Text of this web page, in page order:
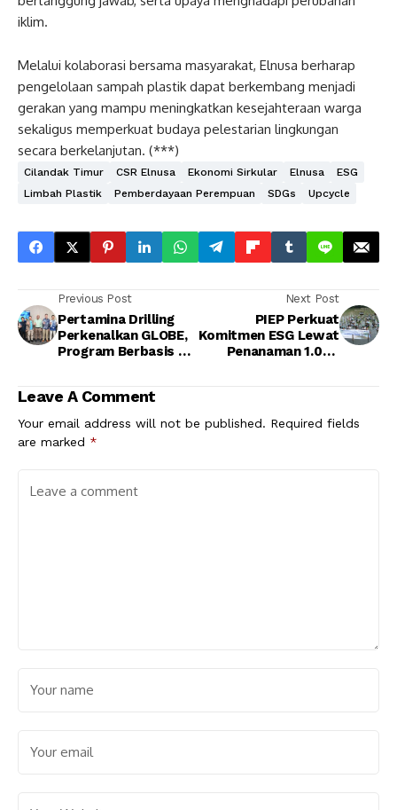
iklim.
Melalui kolaborasi bersama masyarakat, Elnusa berharap
pengelolaan sampah plastik dapat berkembang menjadi
gerakan yang mampu meningkatkan kesejahteraan warga
sekaligus memperkuat budaya pelestarian lingkungan
secara berkelanjutan. (***)
Cilandak Timur CSR Elnusa Ekonomi Sirkular Elnusa
ESG
Limbah Plastik
Pemberdayaan Perempuan SDGs Upcycle
Previous Post
Pertamina Drilling
Perkenalkan GLOBE,
Program Berbasis AI
Pekerja
Next Post
PIEP Perkuat
Komitmen ESG Lewat
Penanaman 1.000
Leave A Comment
Your email address will not be published. Required fields
are marked *